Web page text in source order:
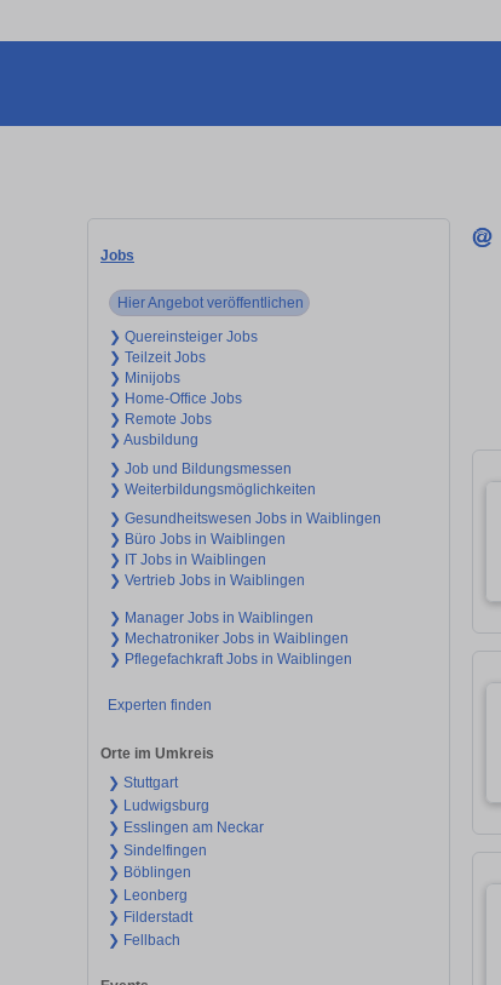
Jobs
Hier Angebot veröffentlichen
❯ Quereinsteiger Jobs
❯ Teilzeit Jobs
❯ Minijobs
❯ Home-Office Jobs
❯ Remote Jobs
❯ Ausbildung
❯ Job und Bildungsmessen
❯ Weiterbildungsmöglichkeiten
❯ Gesundheitswesen Jobs in Waiblingen
❯ Büro Jobs in Waiblingen
❯ IT Jobs in Waiblingen
❯ Vertrieb Jobs in Waiblingen
❯ Manager Jobs in Waiblingen
❯ Mechatroniker Jobs in Waiblingen
❯ Pflegefachkraft Jobs in Waiblingen
Experten finden
Orte im Umkreis
❯ Stuttgart
❯ Ludwigsburg
❯ Esslingen am Neckar
❯ Sindelfingen
❯ Böblingen
❯ Leonberg
❯ Filderstadt
❯ Fellbach